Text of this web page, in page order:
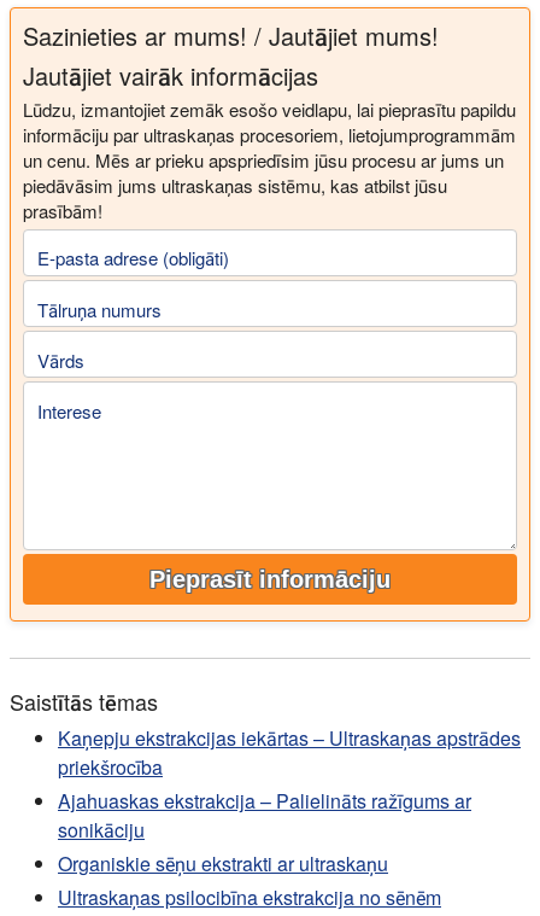
Sazinieties ar mums! / Jautājiet mums!
Jautājiet vairāk informācijas
Lūdzu, izmantojiet zemāk esošo veidlapu, lai pieprasītu papildu
informāciju par ultraskaņas procesoriem, lietojumprogrammām
un cenu. Mēs ar prieku apspriedīsim jūsu procesu ar jums un
piedāvāsim jums ultraskaņas sistēmu, kas atbilst jūsu
prasībām!
E-pasta adrese (obligāti)
Tālruņa numurs
Vārds
Interese
Pieprasīt informāciju
Saistītās tēmas
Kaņepju ekstrakcijas iekārtas – Ultraskaņas apstrādes
priekšrocība
Ajahuaskas ekstrakcija – Palielināts ražīgums ar
sonikāciju
Organiskie sēņu ekstrakti ar ultraskaņu
Ultraskaņas psilocibīna ekstrakcija no sēnēm